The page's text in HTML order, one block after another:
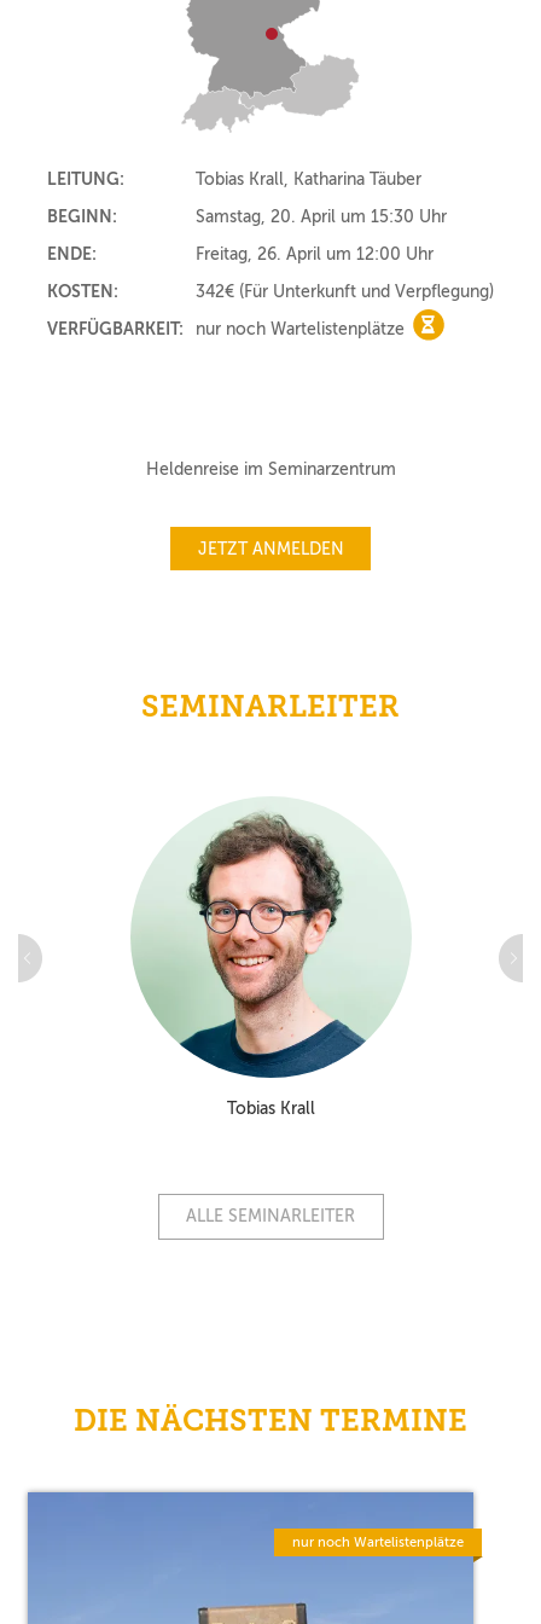
LEITUNG:
Tobias Krall, Katharina Täuber
BEGINN:
Samstag, 20. April um 15:30 Uhr
ENDE:
Freitag, 26. April um 12:00 Uhr
KOSTEN:
342€ (Für Unterkunft und Verpflegung)
VERFÜGBARKEIT:
nur noch Wartelistenplätze nur noch
Heldenreise im Seminarzentrum
JETZT ANMELDEN
SEMINARLEITER
Tobias Krall
ALLE SEMINARLEITER
DIE NÄCHSTEN TERMINE
nur noch Wartelistenplätze